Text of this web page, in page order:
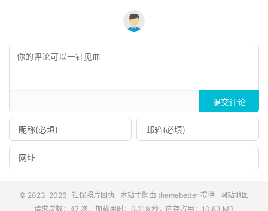
提交评论
© 2023-2026 社保照片回执 本站主题由 themebetter 提供
网站地图
请求次数：47 次，加载用时：0.219 秒，内存占用：10.83 MB